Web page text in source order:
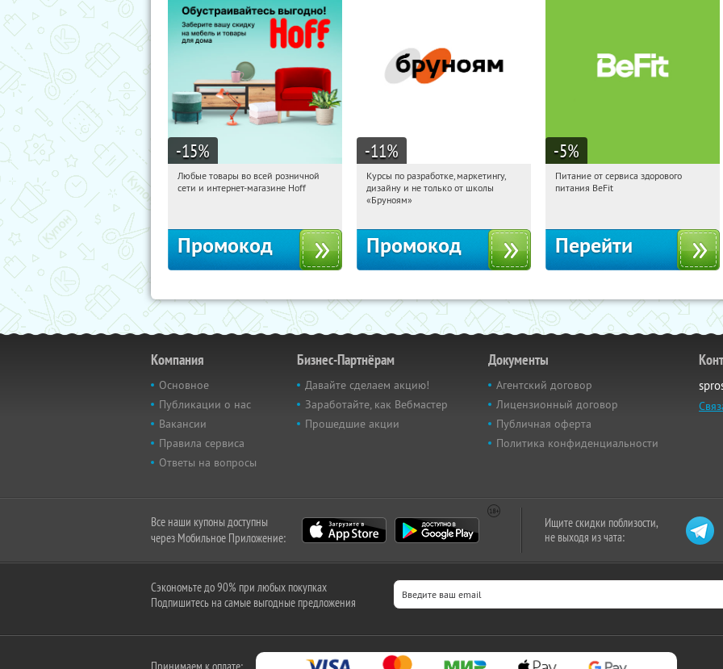
-15%
18:19:07 Получили:
Любые товары во всей розничной
сети и интернет-магазине Hoff
Промокод
-11%
18:19:07
Получи первым!
Россия
Курсы по разработке, маркетингу,
дизайну и не только от школы
«Бруноям»
Промокод
-5%
18:19:07
Получи первым!
Питание от сервиса здорового
питания BeFit
Перейти
Компания
Основное
Публикации о нас
Вакансии
Правила сервиса
Ответы на вопросы
Бизнес-Партнёрам
Давайте сделаем акцию!
Заработайте, как Вебмастер
Прошедшие акции
Документы
Агентский договор
Лицензионный договор
Публичная оферта
Политика конфиденциальности
Все наши купоны доступны
через Мобильное Приложение:
Ищите скидки поблизости,
не выходя из чата:
Сэкономьте до 90% при любых покупках
Подпишитесь на самые выгодные предложения